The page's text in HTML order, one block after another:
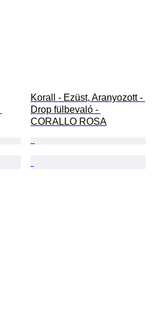
Korall - Ezüst, Aranyozott -
Drop fülbevaló -
CORALLO ROSA